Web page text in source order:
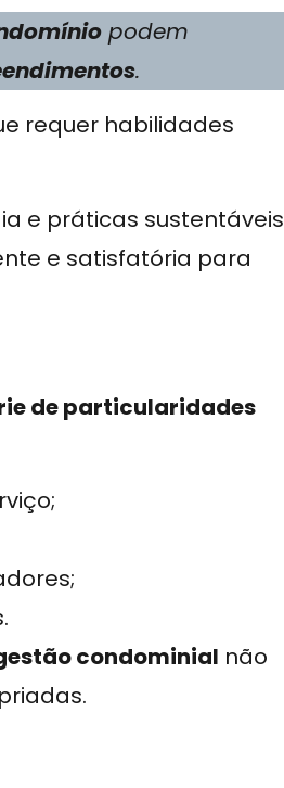
podem
.
requer habilidades
e práticas sustentáveis
e satisfatória para
de particularidades
condominial não